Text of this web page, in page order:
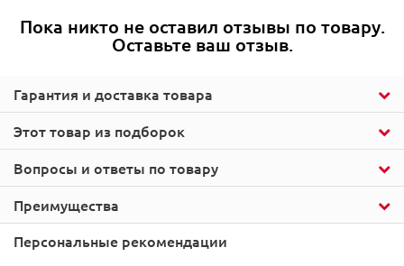
Этот товар из подборок
Гарантия и доставка товара
Пока никто не оставил отзывы по товару.
Оставьте ваш отзыв.
Вопросы и ответы по товару
Преимущества
Персональные рекомендации